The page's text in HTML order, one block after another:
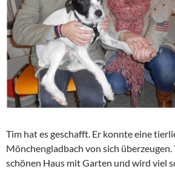
Tim hat es geschafft. Er konnte eine
Mönchengladbach von sich
schönen Haus mit Garten und wird viel